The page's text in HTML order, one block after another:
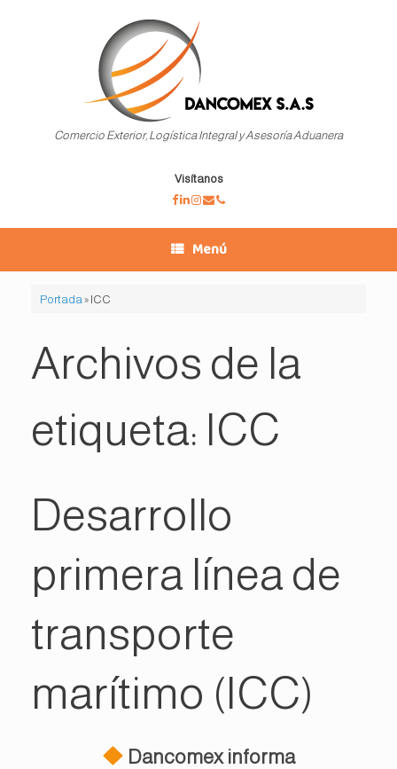
Comercio Exterior, Logística Integral y Asesoría Aduanera
Visítanos
Menú
Portada » ICC
Archivos de la
etiqueta: ICC
Desarrollo
primera línea de
transporte
marítimo (ICC)
Dancomex informa